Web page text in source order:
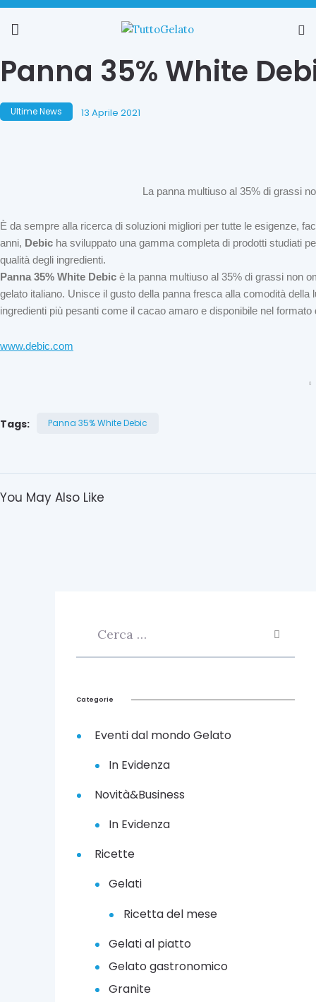
Panna 35% White
Ultime News 13 Aprile 2021
La panna multiuso al 35% di grassi
È da sempre alla ricerca di soluzioni migliori per tutte le esigenze,
anni, Debic ha sviluppato una gamma completa di prodotti studiati
qualità degli ingredienti.
Panna 35% White Debic è la panna multiuso al 35% di grassi non
gelato italiano. Unisce il gusto della panna fresca alla comodità
ingredienti più pesanti come il cacao amaro e disponibile nel formato
www.debic.com
Tags: Panna 35% White Debic
You May Also Like
Categorie
Eventi dal mondo Gelato
In Evidenza
Novità&Business
In Evidenza
Ricette
Gelati
Ricetta del mese
Gelati al piatto
Gelato gastronomico
Granite